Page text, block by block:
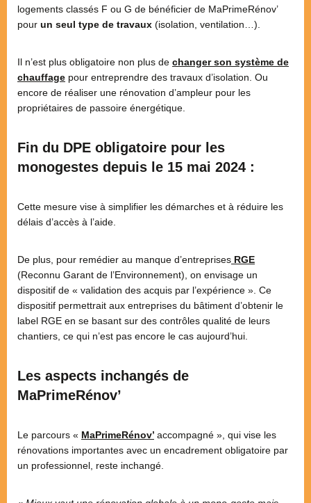
logements classés F ou G de bénéficier de MaPrimeRénov’
pour un seul type de travaux (isolation, ventilation…).
Il n’est plus obligatoire non plus de changer son système de
chauffage pour entreprendre des travaux d’isolation. Ou
encore de réaliser une rénovation d’ampleur pour les
propriétaires de passoire énergétique.
Fin du DPE obligatoire pour les
monogestes depuis le 15 mai 2024 :
Cette mesure vise à simplifier les démarches et à réduire les
délais d’accès à l’aide.
De plus, pour remédier au manque d’entreprises RGE
(Reconnu Garant de l’Environnement), on envisage un
dispositif de « validation des acquis par l’expérience ». Ce
dispositif permettrait aux entreprises du bâtiment d’obtenir le
label RGE en se basant sur des contrôles qualité de leurs
chantiers, ce qui n’est pas encore le cas aujourd’hui.
Les aspects inchangés de
MaPrimeRénov’
Le parcours « MaPrimeRénov’ accompagné », qui vise les
rénovations importantes avec un encadrement obligatoire par
un professionnel, reste inchangé.